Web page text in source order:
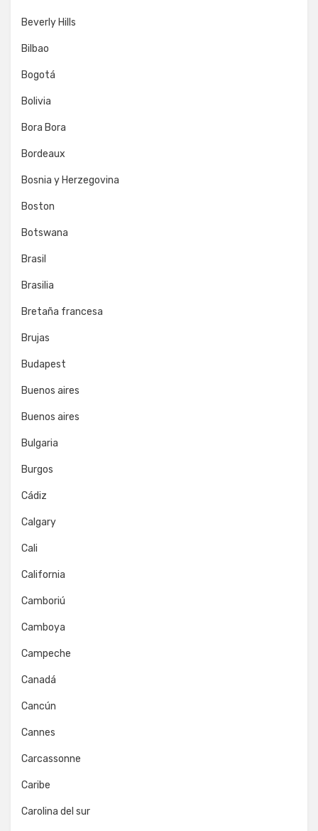
Beverly Hills
Bilbao
Bogotá
Bolivia
Bora Bora
Bordeaux
Bosnia y Herzegovina
Boston
Botswana
Brasil
Brasilia
Bretaña francesa
Brujas
Budapest
Buenos aires
Buenos aires
Bulgaria
Burgos
Cádiz
Calgary
Cali
California
Camboriú
Camboya
Campeche
Canadá
Cancún
Cannes
Carcassonne
Caribe
Carolina del sur